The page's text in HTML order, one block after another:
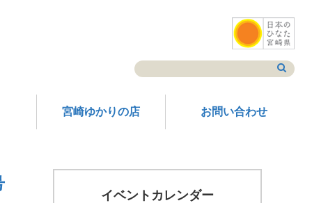
宮崎ゆかりの店 お問い合わせ
イベントカレンダー